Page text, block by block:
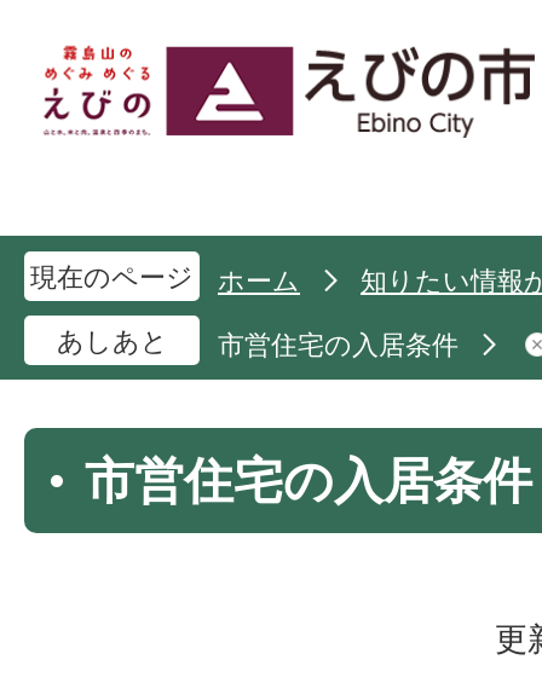
現在のページ ホーム
知りたい情報
あしあと
市営住宅の入居条件
市営住宅の入居条件
更